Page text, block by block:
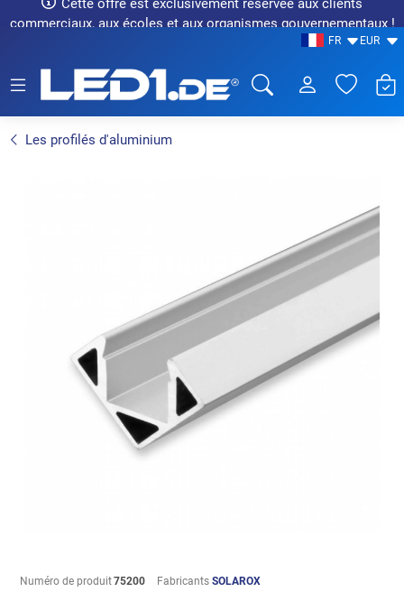
Cette offre est exclusivement réservée aux clients
commerciaux, aux écoles et aux organismes gouvernementaux !
FR EUR
Les profilés d'aluminium
Numéro de produit75200 Fabricants SOLAROX